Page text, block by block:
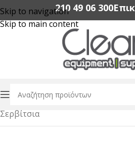
Skip to navigation
Skip to main content
210 49 06 300‬
Αρχική σελίδα/Εξοπλισμός
Σερβίτσια